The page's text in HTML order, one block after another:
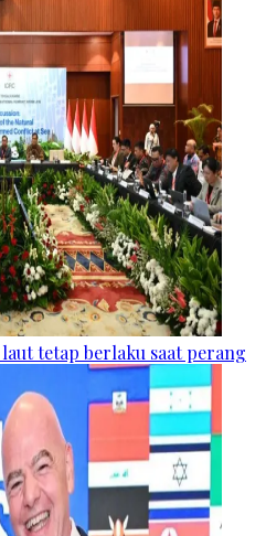
tetap berlaku saat perang